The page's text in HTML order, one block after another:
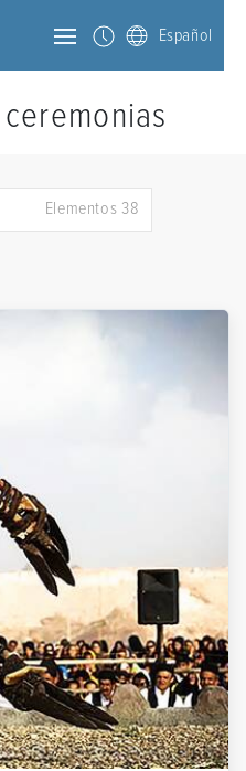
Español
Elementos 38